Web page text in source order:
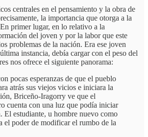
centrales en el pensamiento y la obra de
la importancia que otorga a la
primer lugar, en lo relativo a la
del joven y por la labor que este
problemas de la nación. Era ese joven
instancia, debía cargar con el peso del
nos ofrece el siguiente panorama:
pocas esperanzas de que el pueblo
atrás sus viejos vicios e iniciara la
Briceño-Iragorry ve que el
cuenta con una luz que podía iniciar
El estudiante, u hombre nuevo como
el poder de modificar el rumbo de la